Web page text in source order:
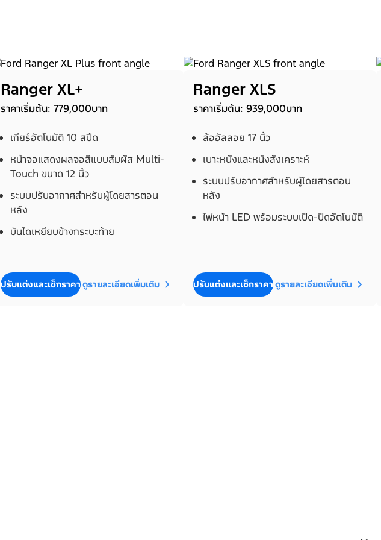
Ranger XL+
ราคาเริ่มต้น: 779,000บาท
เกียร์อัตโนมัติ 10 สปีด
หน้าจอแสดงผลจอสีแบบสัมผัส Multi-
Touch ขนาด 12 นิ้ว
ระบบปรับอากาศสำหรับผู้โดยสารตอน
หลัง
บันไดเหยียบข้างกระบะท้าย
ปรับแต่งและเช็กราคาดูรายละเอียดเพิ่มเติม
Ranger XLS
ราคาเริ่มต้น: 939,000บาท
ล้ออัลลอย 17 นิ้ว
เบาะหนังและหนังสังเคราะห์
ระบบปรับอากาศสำหรับผู้โดยสารตอน
หลัง
ไฟหน้า LED พร้อมระบบเปิด-ปิดอัตโนมัติ
ปรับแต่งและเช็กราคาดูรายละเอียดเพิ่มเติม